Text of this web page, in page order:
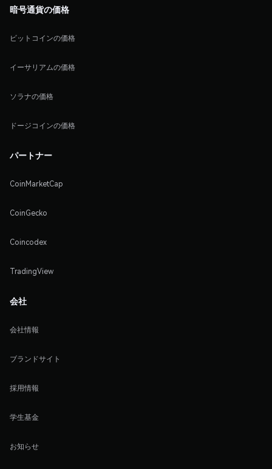
暗号通貨の価格
ビットコインの価格
イーサリアムの価格
ソラナの価格
ドージコインの価格
パートナー
CoinMarketCap
CoinGecko
Coincodex
TradingView
会社
会社情報
ブランドサイト
採用情報
学生基金
お知らせ